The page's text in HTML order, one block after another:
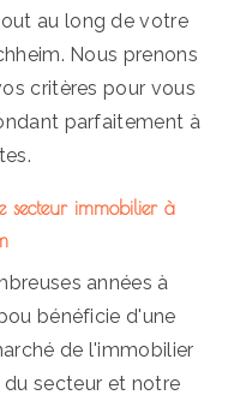
au long de votre
Nous prenons
critères pour vous
parfaitement à
secteur immobilier à
années à
bénéficie d'une
de l'immobilier
secteur et notre